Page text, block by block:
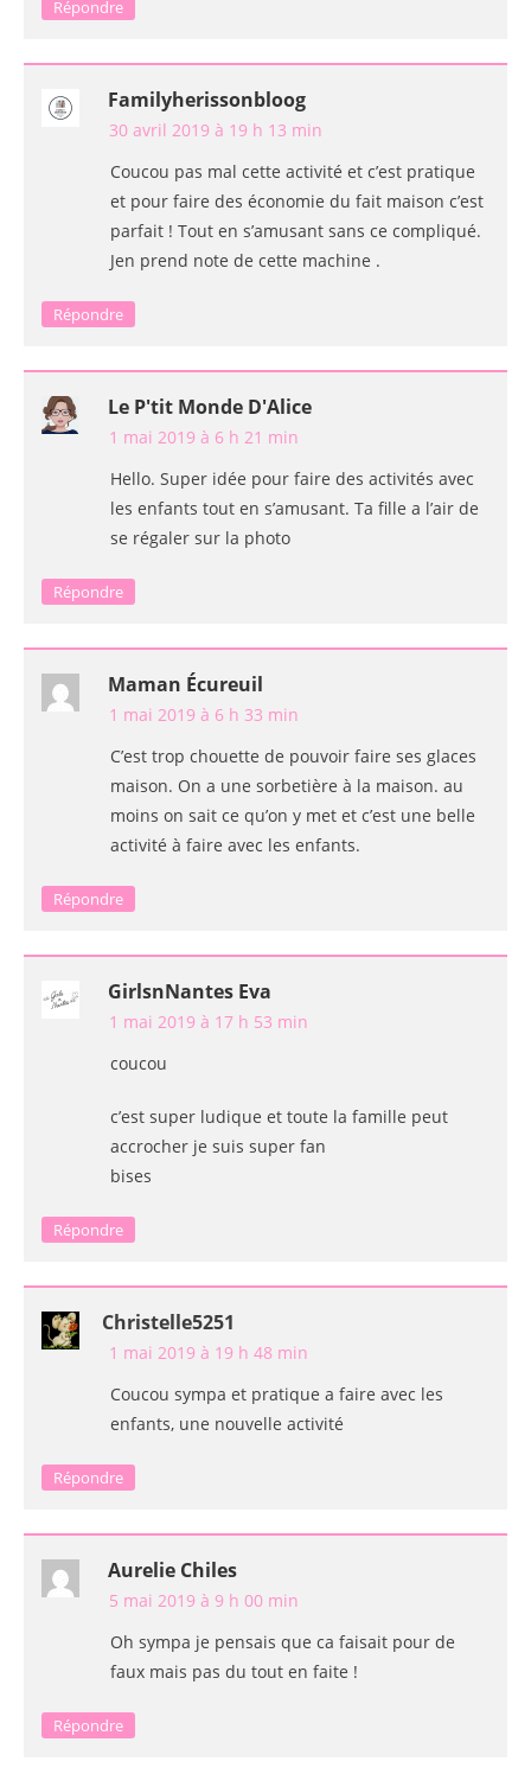
Répondre
Familyherissonbloog
30 avril 2019 à 19 h 13 min
Coucou pas mal cette activité et c’est pratique
et pour faire des économie du fait maison c’est
parfait ! Tout en s’amusant sans ce compliqué.
Jen prend note de cette machine .
Répondre
Le P'tit Monde D'Alice
1 mai 2019 à 6 h 21 min
Hello. Super idée pour faire des activités avec
les enfants tout en s’amusant. Ta fille a l’air de
se régaler sur la photo
Répondre
Maman Écureuil
1 mai 2019 à 6 h 33 min
C’est trop chouette de pouvoir faire ses glaces
maison. On a une sorbetière à la maison. au
moins on sait ce qu’on y met et c’est une belle
activité à faire avec les enfants.
Répondre
GirlsnNantes Eva
1 mai 2019 à 17 h 53 min
coucou
c’est super ludique et toute la famille peut
accrocher je suis super fan
bises
Répondre
Christelle5251
1 mai 2019 à 19 h 48 min
Coucou sympa et pratique a faire avec les
enfants, une nouvelle activité
Répondre
Aurelie Chiles
5 mai 2019 à 9 h 00 min
Oh sympa je pensais que ca faisait pour de
faux mais pas du tout en faite !
Répondre